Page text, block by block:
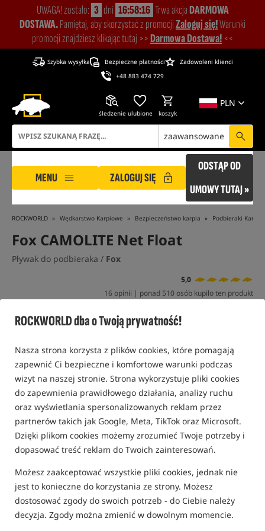
ROCKWORLD dba o Twoją prywatność!
Nasza strona korzysta z plików cookies, które pomagają
zapewnić Ci bezpieczne i komfortowe warunki podczas
wizyt na naszej stronie. Strona wykorzystuje pliki cookies
do zapewnienia prawidłowego działania, analizy ruchu
oraz wyświetlania spersonalizowanych reklam przez
partnerów takich jak Google, Meta, TikTok oraz Microsoft.
Dzięki plikom cookies możemy zrozumieć Twoje potrzeby i
dopasować treść reklam do Twoich zainteresowań.
Możesz zaakceptować wszystkie pliki cookies, jednak nie
jest to konieczne do korzystania ze strony. Możesz
dostosować zgody do swoich potrzeb - do Ciebie należy
decyzja. Zgody można zmienić w dowolnym momencie.
UWAGA! zostało: 3 dni 16:58:16 Trwa akcjaDARMOWA
DOSTAWA.Pamiętaj, aby skorzystać z promocjiZaloguj się!Warunki
promocji znajdziesz klikając tutaj >>Darmowa Dostawa! <<
Szybka wysyłka Bezpieczne płatności
Zadowoleni klienci
+48 883 474 729
PLN
śledzenie ulubione koszyk
zaawansowane
MENU ZALOGUJ SIĘ
ODSTĄP OD
UMOWY TUTAJ »
ROCKWORLD Wędkarstwo Karpiowe Bezpieczeństwo karpia Podbieraki
Fox CAMOLITE Net Float
Pływak do podbieraka / Fox
5,0
16 opinii | ponad 510 osób kupiło ten produkt
Promocja Bestseller!